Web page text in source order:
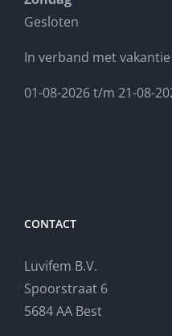
Gesloten
In verband met
01-08-2026 t/m 21-08-
CONTACT
Luvifem B.V.
Spoorstraat 6
5684 AA Best